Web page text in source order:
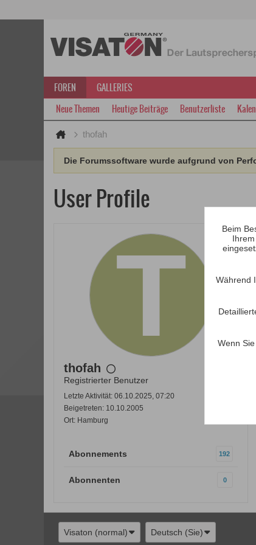
FOREN
GALLERIES
Neue Themen
Heutige Beiträge Benutzerliste
thofah
Die Forumssoftware wurde aufgrund von
User Profile
thofah
Registrierter Benutzer
Letzte Aktivität: 06.10.2025, 07:20
Beigetreten: 10.10.2005
Ort: Hamburg
Abonnements 192
Abonnenten 0
Visaton (normal) Deutsch (Sie)
Beim
Während
Wenn